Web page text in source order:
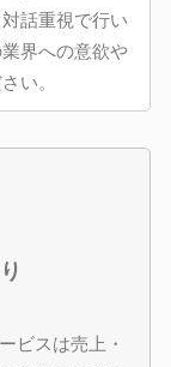
話重視で行い
界への意欲や
い。
ビスは売上・